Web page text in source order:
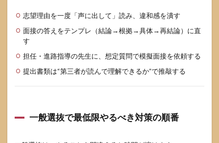
志望理由を一度「声に出して」読み、違和感を潰す
面接の答えをテンプレ（結論→根拠→具体→再結論）に直
す
担任・進路指導の先生に、想定質問で模擬面接を依頼する
提出書類は“第三者が読んで理解できるか”で推敲する
一般選抜で最低限やるべき対策の順番